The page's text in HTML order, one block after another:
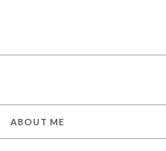
ABOUT ME